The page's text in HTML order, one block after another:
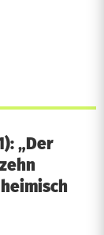
„Der